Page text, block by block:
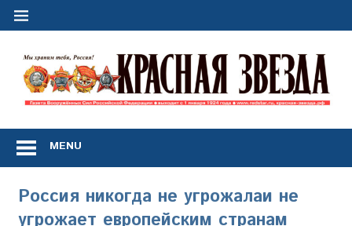
Перейти
Сил
Российской
Федерации
*
выходит
MENU
Россия никогда не угрожалаи не
угрожает европейским странам